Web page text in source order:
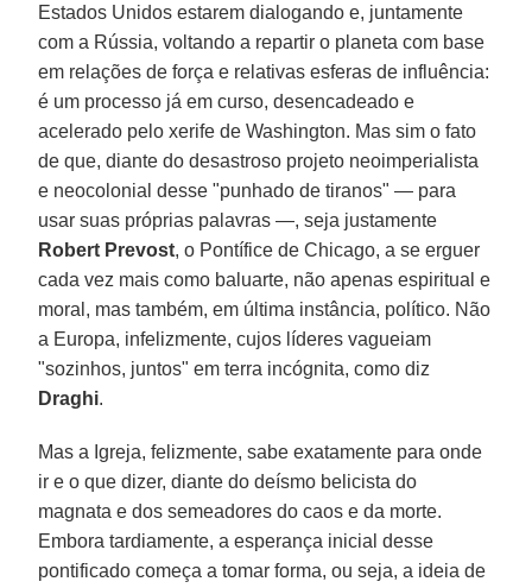
Estados Unidos estarem dialogando e, juntamente
com a Rússia, voltando a repartir o planeta com base
em relações de força e relativas esferas de influência:
é um processo já em curso, desencadeado e
acelerado pelo xerife de Washington. Mas sim o fato
de que, diante do desastroso projeto neoimperialista
e neocolonial desse "punhado de tiranos" — para
usar suas próprias palavras —, seja justamente
Robert Prevost, o Pontífice de Chicago, a se erguer
cada vez mais como baluarte, não apenas espiritual e
moral, mas também, em última instância, político. Não
a Europa, infelizmente, cujos líderes vagueiam
"sozinhos, juntos" em terra incógnita, como diz
Draghi.
Mas a Igreja, felizmente, sabe exatamente para onde
ir e o que dizer, diante do deísmo belicista do
magnata e dos semeadores do caos e da morte.
Embora tardiamente, a esperança inicial desse
pontificado começa a tomar forma, ou seja, a ideia de